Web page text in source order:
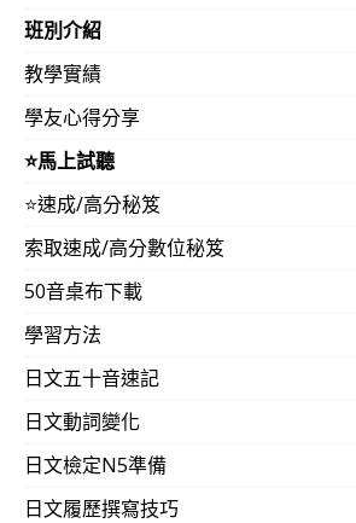
班別介紹
教學實績
學友心得分享
⭐️馬上試聽
⭐️速成/高分秘笈
索取速成/高分數位秘笈
50音桌布下載
學習方法
日文五十音速記
日文動詞變化
日文檢定N5準備
日文履歷撰寫技巧